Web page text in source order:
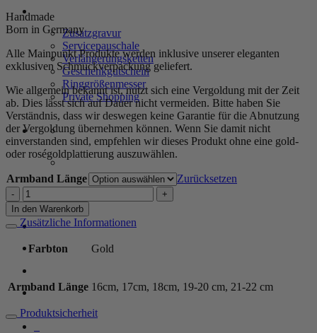
SERVICE
Zusatzgravur
Servicepauschale
Verlängerungsketten
Geschenkgutschein
Ringgrößenmesser
Private Shopping
Anmelden / Registrieren
Handmade
Born in Germany
Alle Mainpunkt Produkte werden inklusive unserer eleganten
exklusiven Schmuckverpackung geliefert.
Wie allgemein bekannt ist, nutzt sich eine Vergoldung mit der Zeit
ab. Dies lässt sich auf Dauer nicht vermeiden. Bitte haben Sie
Verständnis, dass wir deswegen keine Garantie für die Abnutzung
der Vergoldung übernehmen können. Wenn Sie damit nicht
einverstanden sind, empfehlen wir dieses Produkt ohne eine gold-
oder roségoldplattierung auszuwählen.
Armband Länge
Zurücksetzen
Kugelarmband
"Capri"
Edelstein
mit
925
Sterling
Silber,
goldplattiert
Menge
In den Warenkorb
Zusätzliche Informationen
Farbton Gold
Armband Länge 16cm, 17cm, 18cm, 19-20 cm, 21-22 cm
Produktsicherheit